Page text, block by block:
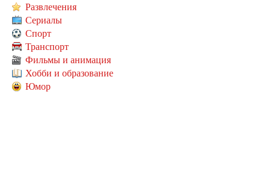
Развлечения
Сериалы
Спорт
Транспорт
Фильмы и анимация
Хобби и образование
Юмор